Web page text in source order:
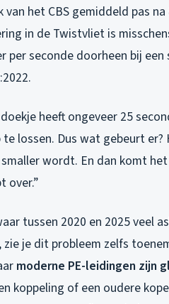
van het CBS gemiddeld pas
in de Twistvliet is
per seconde doorheen bij
heeft ongeveer 25
lossen. Dus wat gebeurt
wordt. En dan komt
over.”
tussen 2020 en 2025 veel
je dit probleem zelfs
moderne PE-leidingen zijn
koppeling of een oudere